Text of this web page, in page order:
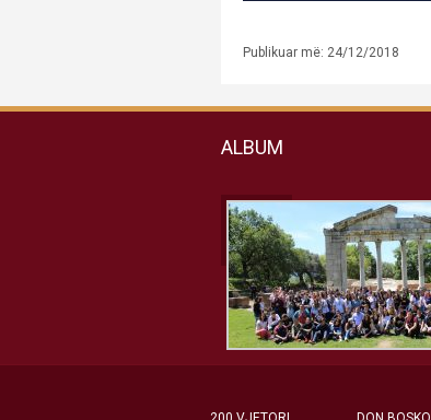
Publikuar më: 24/12/2018
ALBUM